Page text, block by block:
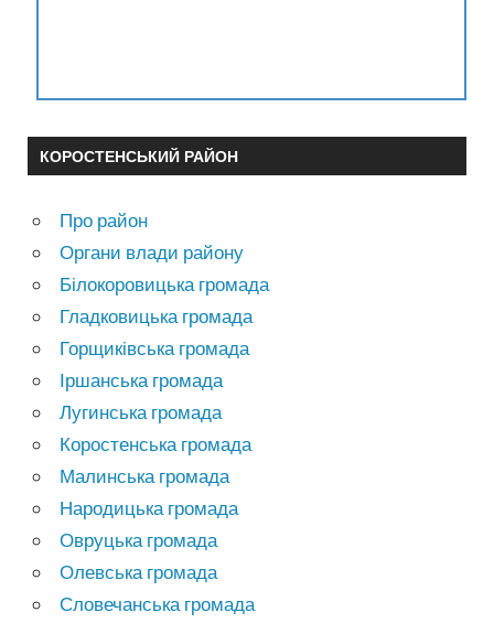
КОРОСТЕНСЬКИЙ РАЙОН
Про район
Органи влади району
Білокоровицька громада
Гладковицька громада
Горщиківська громада
Іршанська громада
Лугинська громада
Коростенська громада
Малинська громада
Народицька громада
Овруцька громада
Олевська громада
Словечанська громада